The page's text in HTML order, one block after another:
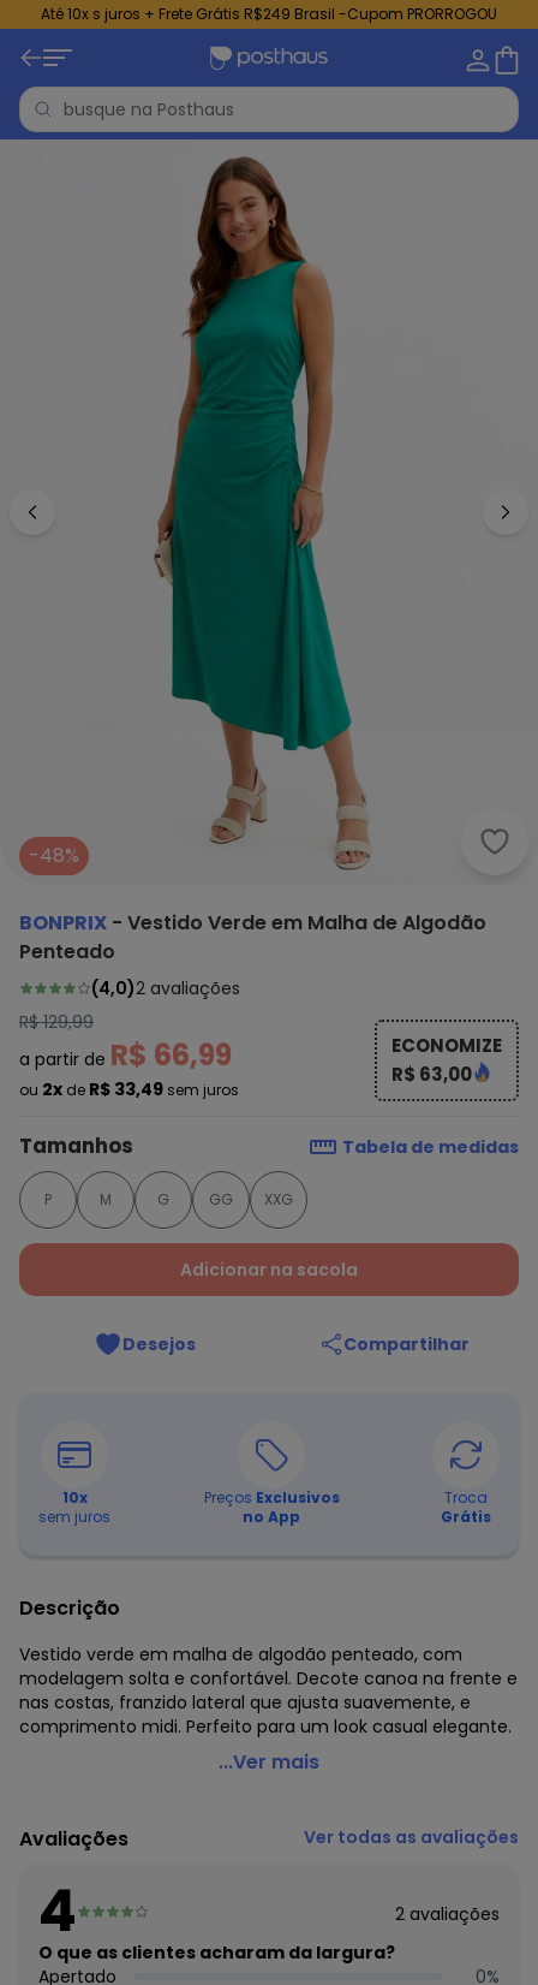
Até 10x s juros + Frete Grátis R$249 Brasil -Cupom PRORROGOU
-48%
BONPRIX - Vestido Verde em Malha de Algodão
Penteado
(4,0)2 avaliações
R$ 129,99
a partir de R$ 66,99
ou 2x de R$ 33,49 sem juros
ECONOMIZE
R$ 63,00
Tamanhos Tabela de medidas
P M G GG XXG
Adicionar na sacola
Desejos Compartilhar
10x
sem juros
Preços Exclusivos
no App
Troca
Grátis
Descrição
Vestido verde em malha de algodão penteado, com
modelagem solta e confortável. Decote canoa na frente e
nas costas, franzido lateral que ajusta suavemente, e
comprimento midi. Perfeito para um look casual elegante.
bonprix - Vestido Verde em Malha de Algodão Penteado
Modelagem: Solta
Decote frente: Canoa
Complemento: Franzido;
Comprimento: Midi
Material: Malha de Algodão Penteado
Estação: Ano Inteiro
...Ver mais
Avaliações Ver todas as avaliações
4 2 avaliações
O que as clientes acharam da largura?
Apertado
0%